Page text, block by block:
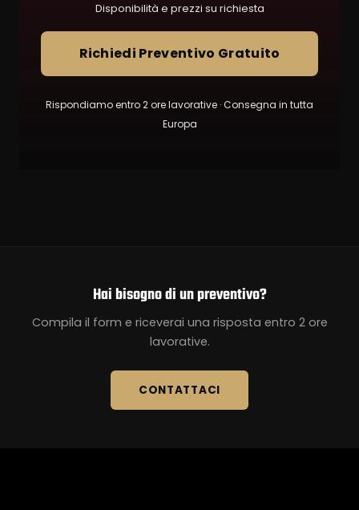
Disponibilità e prezzi su richiesta
Richiedi Preventivo Gratuito
Rispondiamo entro 2 ore lavorative · Consegna in tutta
Europa
Hai bisogno di un preventivo?
Compila il form e riceverai una risposta entro 2 ore
lavorative.
CONTATTACI